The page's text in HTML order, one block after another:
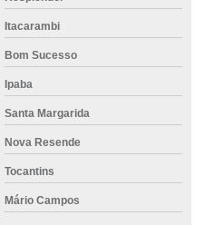
civil
empresas
obras
Itacarambi
Bom Sucesso
Ipaba
Santa Margarida
Nova Resende
Tocantins
Mário Campos